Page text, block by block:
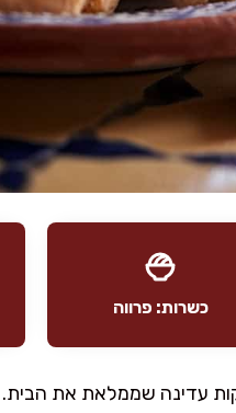
כשרות: פרווה
עדינה שממלאת את